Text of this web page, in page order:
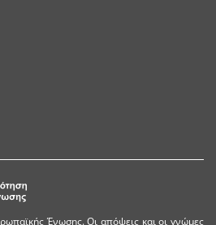
Ένωσης. Οι απόψεις και οι γνώμες